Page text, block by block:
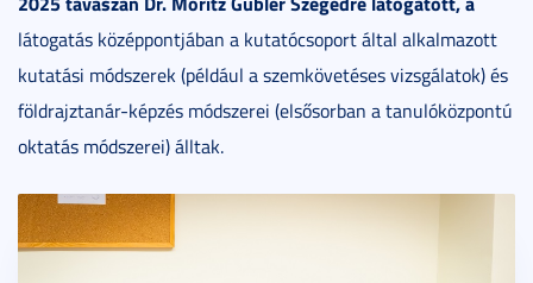
látogatás középpontjában a kutatócsoport által alkalmazott
kutatási módszerek (például a szemkövetéses vizsgálatok) és
földrajztanár-képzés módszerei (elsősorban a tanulóközpontú
oktatás módszerei) álltak.